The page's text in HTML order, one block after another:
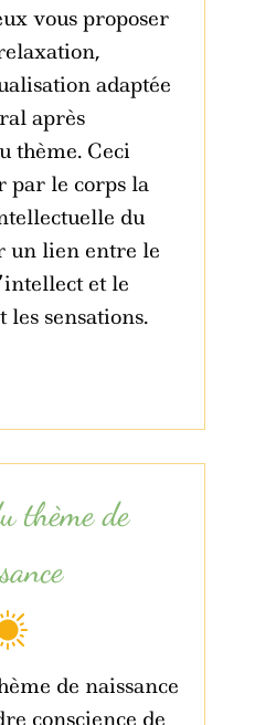
vous proposer
adaptée
après
thème. Ceci
par le corps la
du
un lien entre le
et le
les sensations.
thème de
de naissance
conscience de